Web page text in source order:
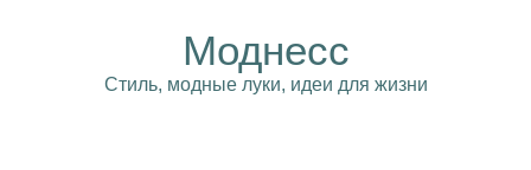
Моднесс
Стиль, модные луки, идеи для жизни